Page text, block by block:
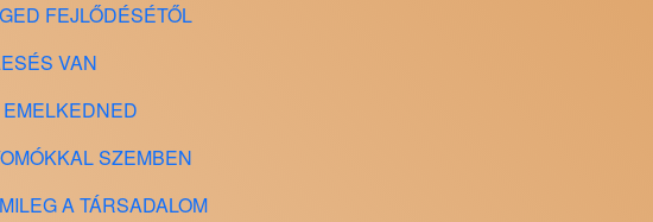
FEJLŐDÉSÉTŐL
VAN
SZEMBEN
A TÁRSADALOM